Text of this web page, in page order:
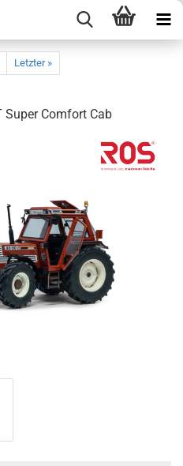
Letzter »
Super Comfort Cab